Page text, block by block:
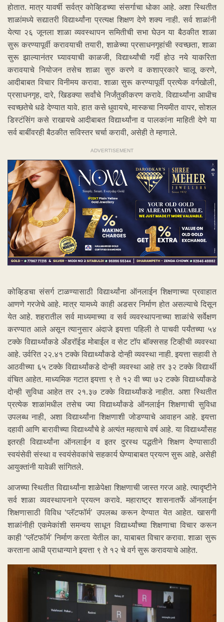
होतात. मात्र यावर्षी सर्वत्र कोव्हिडच्या संसर्गाचा धोका आहे. अशा स्थितीत
शाळांमध्ये सद्यातरी विद्यार्थ्यांना प्रत्यक्ष शिक्षण देणे शक्य नाही. सर्व शाळांनी
येत्या २६ जूनला शाळा व्यवस्थापन समितीची सभा घेउन या बैठकीत शाळा
सुरू करण्यापूर्वी करावयाची तयारी, शाळेच्या प्रसाधनगृहांची स्वच्छता, शाळा
सुरू झाल्यानंतर घ्यावयाची काळजी, विद्यार्थ्यांची गर्दी होउ नये याकरिता
करावयाचे नियोजन तसेच शाळा सुरु करणे व कशाप्रकारे चालू करणे,
आदीबाबत विचार विनीमय करावा. शाळा सुरू करण्यापूर्वी प्रत्येक वर्गखोली,
प्रसाधनगृह, दारे, खिडक्या सर्वांचे निर्जंतुकीकरण करावे. विद्यार्थ्यांना आधीच
स्वच्छतेचे धडे देण्यात यावे. हात कसे धुवायचे, मास्कचा नियमीत वापर, सोशल
डिस्टंसिंग कसे राखायचे आदीबाबत विद्यार्थ्यांना व पालकांना माहिती देणे या
सर्व बाबींवरही बैठकीत सविस्तर चर्चा करावी, असेही ते म्हणाले.
ADVERTISEMENT
कोव्हिडचा संसर्ग टाळण्यासाठी विद्यार्थ्यांना ऑनलाईन शिक्षणाच्या प्रवाहात
आणणे गरजेचे आहे. मात्र यामध्ये काही अडसर निर्माण होत असल्याचे दिसून
येत आहे. शहरातील सर्व माध्यमाच्या व सर्व व्यवस्थापनाच्या शाळांचे सर्वेक्षण
करण्यात आले असून त्यानुसार अंदाजे इयत्ता पहिली ते पाचवी पर्यंतच्या ५४
टक्के विद्यार्थ्यांकडे अँडरॉईड मोबाईल व सेट टॉप बॉक्ससह टिव्‍हीची व्यवस्था
आहे. उर्वरित २२.४१ टक्के विद्यार्थ्यांकडे दोन्ही व्यवस्था नाही. इयत्ता सहावी ते
आठवीच्या ६५ टक्के विद्यार्थ्यांकडे दोन्ही व्यवस्था आहे तर ३२ टक्के विद्यार्थी
वंचित आहेत. माध्यमिक गटात इयत्ता ९ ते १२ वी च्या ७२ टक्के विद्यार्थ्यांकडे
दोन्ही सुविधा आहेत तर २१.३७ टक्के विद्यार्थ्यांकडे नाहीत. अशा स्थितीत
प्रत्येक शाळांमधील तसेच ज्या विद्यार्थ्यांकडे ऑनलाईन शिक्षणाची सुविधा
उपलब्ध नाही, अशा विद्यार्थ्यांना शिक्षणाशी जोडण्याचे आवाहन आहे. इयत्ता
दहावी आणि बारावीच्या विद्यार्थ्यांचे हे अत्यंत महत्वाचे वर्ष आहे. या विद्यार्थ्यांसह
इतरही विद्यार्थ्यांना ऑनलाईन व इतर दुरस्थ पद्धतीने शिक्षण देण्यासाठी
स्वयंसेवी संस्था व स्वयंसेवकांचे सहकार्य घेण्याबाबत प्रयत्न सुरू आहे, असेही
आयुक्तांनी यावेळी सांगितले.
आजच्या स्थितीत विद्यार्थ्यांना शाळेपेक्षा शिक्षणाची जास्त गरज आहे. त्यादृष्टीने
सर्व शाळा व्यवस्थापनाने प्रयत्न करावे. महाराष्ट्र शासनातर्फे ऑनलाईन
शिक्षणासाठी विविध ‘प्लॅटफॉर्म’ उपलब्ध करून देण्यात येत आहेत. खासगी
शाळांनीही एकमेकांशी समन्वय साधून विद्यार्थ्यांच्या शिक्षणाचा विचार करून
काही ‘प्लॅटफॉर्म’ निर्माण करता येतील का, याबाबत विचार करावा. शाळा सुरू
करताना आधी प्राधान्याने इयत्ता ९ ते १२ चे वर्ग सुरू करावयाचे आहेत.